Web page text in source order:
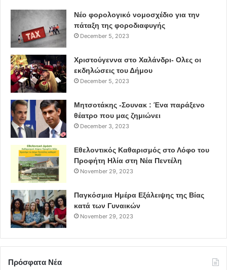
Νέο φορολογικό νομοσχέδιο για την
πάταξη της φοροδιαφυγής
December 5, 2023
Χριστούγεννα στο Χαλάνδρι- Ολες οι
εκδηλώσεις του Δήμου
December 5, 2023
Μητσοτάκης -Σουνακ : Ένα παράξενο
θέατρο που μας ζημιώνει
December 3, 2023
Εθελοντικός Καθαρισμός στο Λόφο του
Προφήτη Ηλία στη Νέα Πεντέλη
November 29, 2023
Παγκόσμια Ημέρα Εξάλειψης της Βίας
κατά των Γυναικών
November 29, 2023
Πρόσφατα Νέα